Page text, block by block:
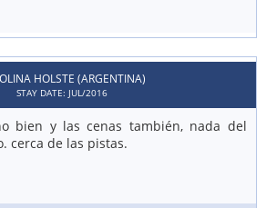
HOLSTE (ARGENTINA)
STAY DATE: JUL/2016
bien y las cenas también, nada del
cerca de las pistas.